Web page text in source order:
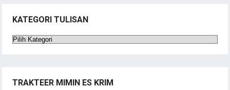
KATEGORI TULISAN
Kategori
TRAKTEER MIMIN ES KRIM